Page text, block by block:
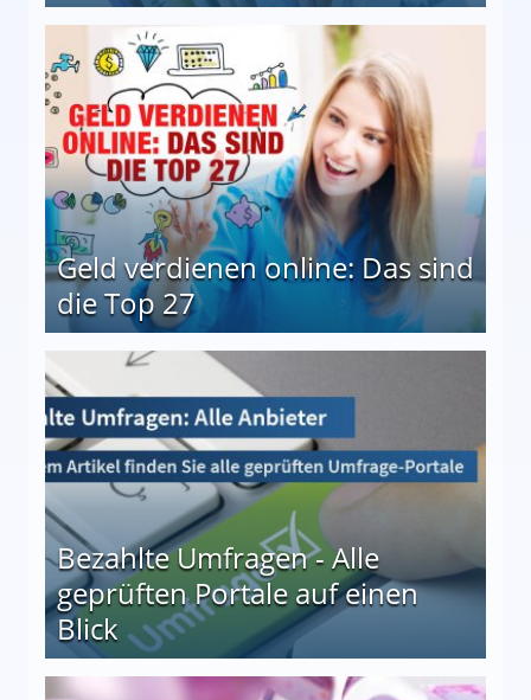
Geld verdienen online: Das sind
die Top 27
Bezahlte Umfragen - Alle
geprüften Portale auf einen
Blick
auf einen Blick